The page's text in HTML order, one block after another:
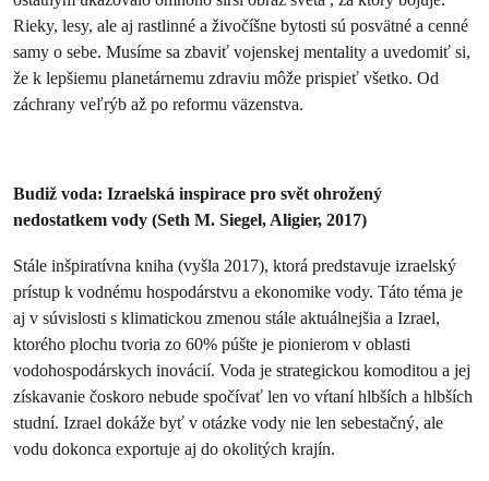
Rieky, lesy, ale aj rastlinné a živočíšne bytosti sú posvätné a cenné
samy o sebe. Musíme sa zbaviť vojenskej mentality a uvedomiť si,
že k lepšiemu planetárnemu zdraviu môže prispieť všetko. Od
záchrany veľrýb až po reformu väzenstva.
Budiž voda: Izraelská inspirace pro svět ohrožený
nedostatkem vody (Seth M. Siegel, Aligier, 2017)
Stále inšpiratívna kniha (vyšla 2017), ktorá predstavuje izraelský
prístup k vodnému hospodárstvu a ekonomike vody. Táto téma je
aj v súvislosti s klimatickou zmenou stále aktuálnejšia a Izrael,
ktorého plochu tvoria zo 60% púšte je pionierom v oblasti
vodohospodárskych inovácií. Voda je strategickou komoditou a jej
získavanie čoskoro nebude spočívať len vo vŕtaní hlbších a hlbších
studní. Izrael dokáže byť v otázke vody nie len sebestačný, ale
vodu dokonca exportuje aj do okolitých krajín.